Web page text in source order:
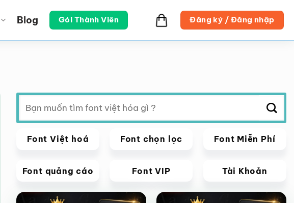
Blog Gói Thành Viên Đăng ký / Đăng nhập
Tìm
kiếm:
Font Việt hoá Font chọn lọc Font Miễn Phí
Font quảng cáo Font VIP Tài Khoản
Giảm giá! Giảm giá!